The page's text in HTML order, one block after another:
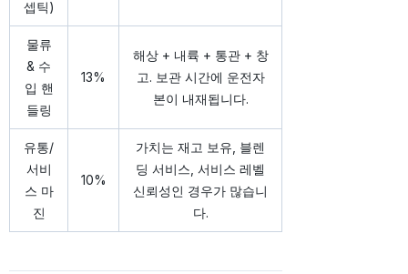
셉틱)
물류
& 수
입 핸
들링
13%
해상 + 내륙 + 통관 + 창
고. 보관 시간에 운전자
본이 내재됩니다.
유통/
서비
스 마
진
10%
가치는 재고 보유, 블렌
딩 서비스, 서비스 레벨
신뢰성인 경우가 많습니
다.